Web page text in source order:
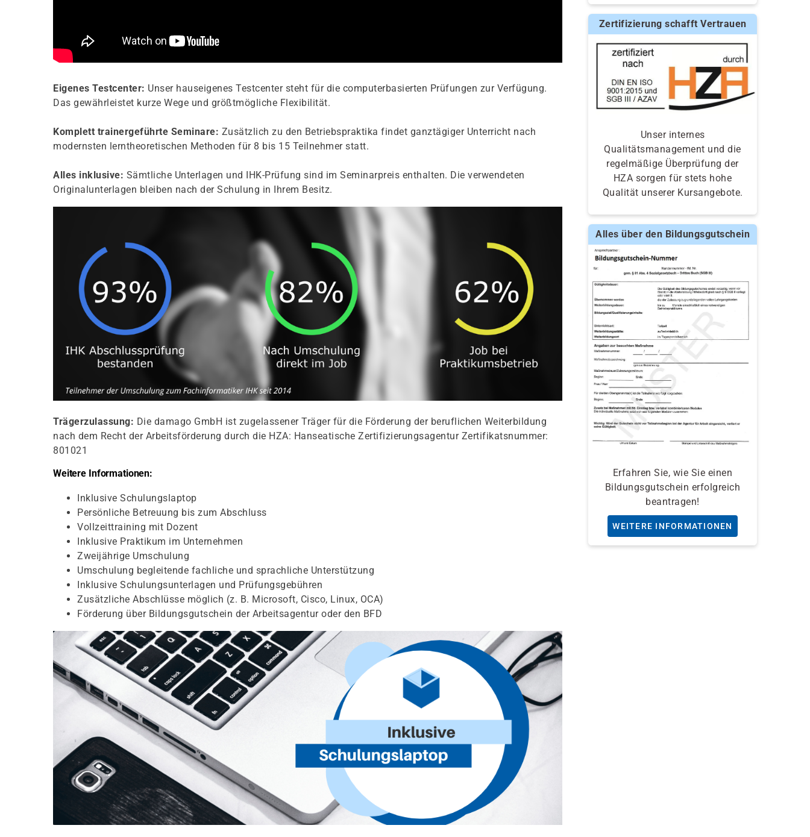
Eigenes Testcenter: Unser hauseigenes Testcenter steht für die computerbasierten Prüfungen zur Verfügung.
Das gewährleistet kurze Wege und größtmögliche Flexibilität.
Komplett trainergeführte Seminare: Zusätzlich zu den Betriebspraktika findet ganztägiger Unterricht nach
modernsten lerntheoretischen Methoden für 8 bis 15 Teilnehmer statt.
Alles inklusive: Sämtliche Unterlagen und IHK-Prüfung sind im Seminarpreis enthalten. Die verwendeten
Originalunterlagen bleiben nach der Schulung in Ihrem Besitz.
Trägerzulassung: Die damago GmbH ist zugelassener Träger für die Förderung der beruflichen Weiterbildung
nach dem Recht der Arbeitsförderung durch die HZA: Hanseatische Zertifizierungsagentur Zertifikatsnummer:
801021
Weitere Informationen:
Inklusive Schulungslaptop
Persönliche Betreuung bis zum Abschluss
Vollzeittraining mit Dozent
Inklusive Praktikum im Unternehmen
Zweijährige Umschulung
Umschulung begleitende fachliche und sprachliche Unterstützung
Inklusive Schulungsunterlagen und Prüfungsgebühren
Zusätzliche Abschlüsse möglich (z. B. Microsoft, Cisco, Linux, OCA)
Förderung über Bildungsgutschein der Arbeitsagentur oder den BFD
Zertifizierung schafft Vertrauen
Unser internes
Qualitätsmanagement und die
regelmäßige Überprüfung der
HZA sorgen für stets hohe
Qualität unserer Kursangebote.
Alles über den Bildungsgutschein
Erfahren Sie, wie Sie einen
Bildungsgutschein erfolgreich
beantragen!
WEITERE INFORMATIONEN